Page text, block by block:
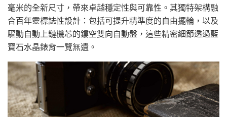
毫米的全新尺寸，帶來卓越穩定性與可靠性。其獨特架構融
合百年靈標誌性設計：包括可提升精準度的自由擺輪，以及
驅動自動上鏈機芯的鏤空雙向自動盤，這些精密細節透過藍
寶石水晶錶背一覽無遺。